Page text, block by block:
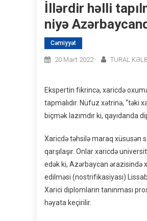
İllərdir həlli
niyə
Cəmiyyət
20 Mart 2022 TURAL
Ekspertin fikrincə, xaricdə
tapmalıdır. Nüfuz xətrinə, “təki
biçmək lazımdır ki, qayıdanda
Xaricdə təhsilə maraq xüsusən
qarşılaşır. Onlar xaricdə
edək ki, Azərbaycan ərazisində
edilməsi (nostrifikasiyası)
Xarici diplomların tanınması
həyata keçirilir.